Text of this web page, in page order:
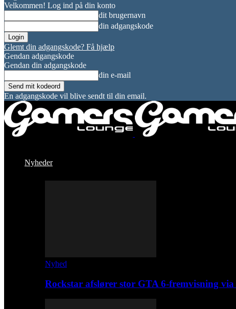
Velkommen! Log ind på din konto
dit brugernavn
din adgangskode
Glemt din adgangskode? Få hjælp
Gendan adgangskode
Gendan din adgangskode
din e-mail
En adgangskode vil blive sendt til din email.
Nyheder
Nyhed
Rockstar afslører stor GTA 6-fremvisning